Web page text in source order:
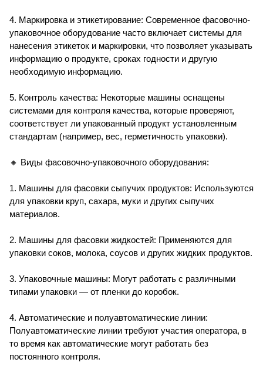
4. Маркировка и этикетирование: Современное фасовочно-
упаковочное оборудование часто включает системы для
нанесения этикеток и маркировки, что позволяет указывать
информацию о продукте, сроках годности и другую
необходимую информацию.
5. Контроль качества: Некоторые машины оснащены
системами для контроля качества, которые проверяют,
соответствует ли упакованный продукт установленным
стандартам (например, вес, герметичность упаковки).
🔸 Виды фасовочно-упаковочного оборудования:
1. Машины для фасовки сыпучих продуктов: Используются
для упаковки круп, сахара, муки и других сыпучих
материалов.
2. Машины для фасовки жидкостей: Применяются для
упаковки соков, молока, соусов и других жидких продуктов.
3. Упаковочные машины: Могут работать с различными
типами упаковки — от пленки до коробок.
4. Автоматические и полуавтоматические линии:
Полуавтоматические линии требуют участия оператора, в
то время как автоматические могут работать без
постоянного контроля.